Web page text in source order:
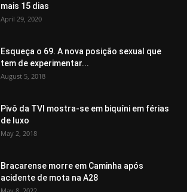
mais 15 dias
April 29, 2020
Esqueça o 69. A nova posição sexual que
tem de experimentar...
August 5, 2018
Pivô da TVI mostra-se em biquíni em férias
de luxo
May 2, 2018
Bracarense morre em Caminha após
acidente de mota na A28